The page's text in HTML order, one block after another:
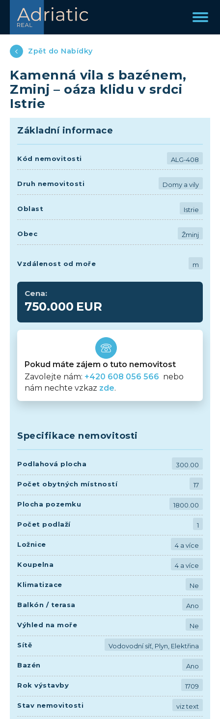
Zpět do Nabídky
Kamenná vila s bazénem,
Zminj – oáza klidu v srdci
Istrie
Základní informace
Kód nemovitosti ALG-408
Druh nemovitosti Domy a vily
Oblast Istrie
Obec Žminj
Vzdálenost od moře m
Cena:
750.000 EUR
Pokud máte zájem o tuto nemovitost
Zavolejte nám: +420 608 056 566 nebo
nám nechte vzkaz zde.
Specifikace nemovitosti
Podlahová plocha 300.00
Počet obytných místností 17
Plocha pozemku 1800.00
Počet podlaží 1
Ložnice 4 a více
Koupelna 4 a více
Klimatizace Ne
Balkón / terasa Ano
Výhled na moře Ne
Sítě Vodovodní síť, Plyn, Elektřina
Bazén Ano
Rok výstavby 1709
Stav nemovitosti viz text